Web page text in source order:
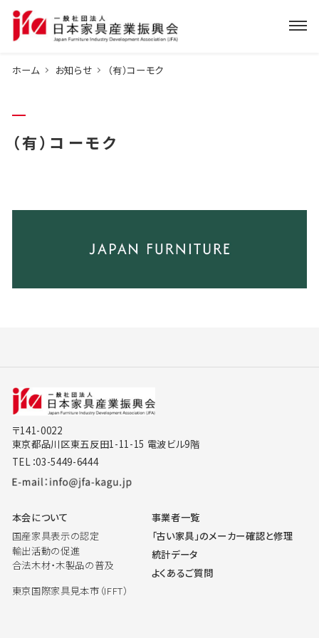
ホーム お知らせ （有）コーモク
（有）コーモク
〒141-0022
東京都品川区東五反田1-11-15 電波ビル9階
TEL：03-5449-6444
本会について
国産家具表示の認定
輸出活動の促進
合法木材・木製品の普及
東京国際家具見本市（IFFT）
事業者一覧
「古い家具」のメーカー確認と修理
統計データ
よくあるご質問